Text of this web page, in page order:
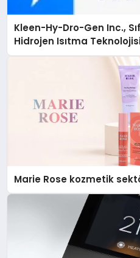
Kleen-Hy-Dro-Gen Inc.,
Hidrojen Isıtma
Düzenleyici Onaylarını
Marie Rose kozmetik